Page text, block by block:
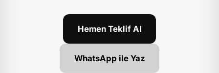
Hemen Teklif Al
WhatsApp ile Yaz